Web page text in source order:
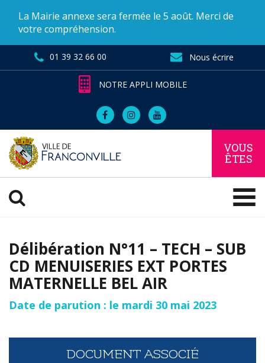
La Mairie annexe sera fermée le 5 août. Merci de
votre compréhension.
01 39 32 66 00 Nous écrire
NOTRE APPLI MOBILE
Lien
vers
compte
Lien
vers
Lien
vers
VOUS
ÊTES
OUVRIR LA
Délibération N°11 – TECH – SUB
CD MENUISERIES EXT PORTES
MATERNELLE BEL AIR
Date de parution : le mardi 30 mai 2023
DOCUMENT ASSOCIÉ